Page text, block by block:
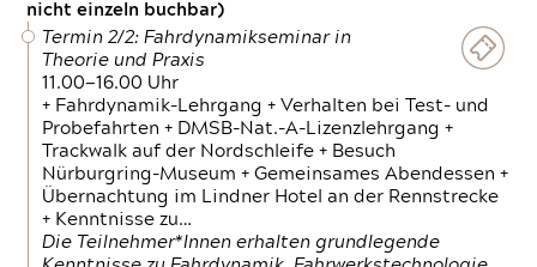
nicht einzeln buchbar)
Termin 2/2: Fahrdynamikseminar in
Theorie und Praxis
11.00—16.00 Uhr
+ Fahrdynamik-Lehrgang + Verhalten bei Test- und
Probefahrten + DMSB-Nat.-A-Lizenzlehrgang +
Trackwalk auf der Nordschleife + Besuch
Nürburgring-Museum + Gemeinsames Abendessen +
Übernachtung im Lindner Hotel an der Rennstrecke
+ Kenntnisse zu…
Die Teilnehmer*Innen erhalten grundlegende